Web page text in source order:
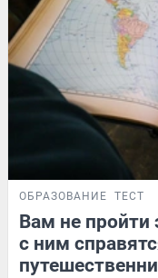
ОБРАЗОВАНИЕ ТЕСТ
Вам не пройти
с ним